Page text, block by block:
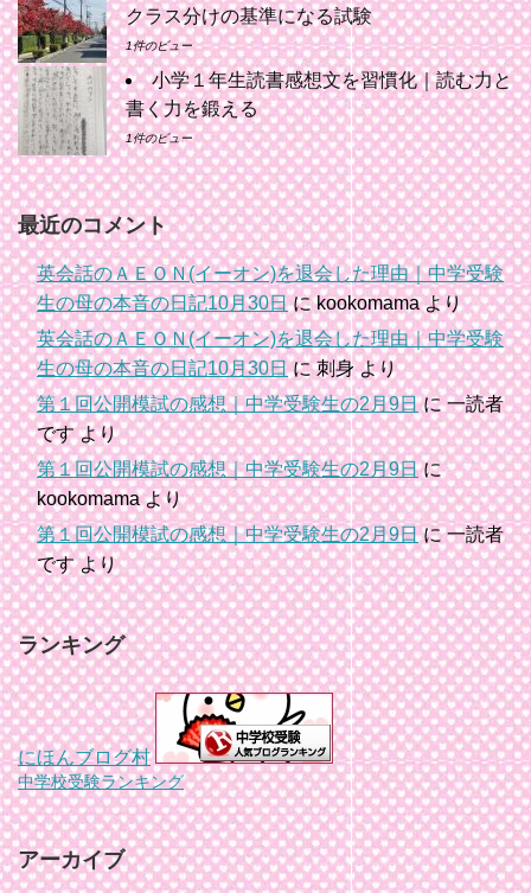
クラス分けの基準になる試験
1件のビュー
小学１年生読書感想文を習慣化｜読む力と
書く力を鍛える
1件のビュー
最近のコメント
英会話のＡＥＯＮ(イーオン)を退会した理由｜中学受験
生の母の本音の日記10月30日にkookomamaより
英会話のＡＥＯＮ(イーオン)を退会した理由｜中学受験
生の母の本音の日記10月30日に刺身より
第１回公開模試の感想｜中学受験生の2月9日に一読者
ですより
第１回公開模試の感想｜中学受験生の2月9日に
kookomamaより
第１回公開模試の感想｜中学受験生の2月9日に一読者
ですより
ランキング
にほんブログ村
中学校受験ランキング
アーカイブ